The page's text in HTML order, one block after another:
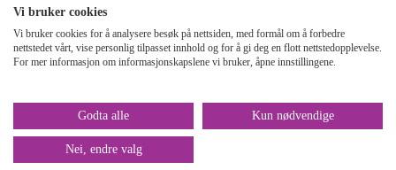
PersonvernCookiesTilgjengelighetOm nettstedet
MangfoldsplakatenMiljøfyrtårnÅpenhetslovenVarsling
Vi bruker cookies
Vi bruker cookies for å analysere besøk på nettsiden, med formål om å forbedre
nettstedet vårt, vise personlig tilpasset innhold og for å gi deg en flott nettstedopplevelse.
For mer informasjon om informasjonskapslene vi bruker, åpne innstillingene.
Godta alle Kun nødvendige
Nei, endre valg